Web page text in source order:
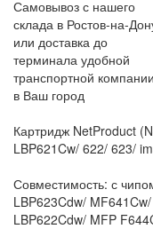
Самовывоз с нашего
склада в Ростов-на-
или доставка до
терминала удобной
транспортной компании
в Ваш город
Картридж NetProduct
LBP621Cw/ 622/ 623/
Совместимость: с
LBP623Cdw/
LBP622Cdw/ MFP